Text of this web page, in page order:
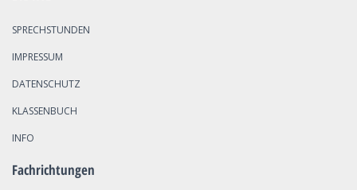
SPRECHSTUNDEN
IMPRESSUM
DATENSCHUTZ
KLASSENBUCH
INFO
Fachrichtungen